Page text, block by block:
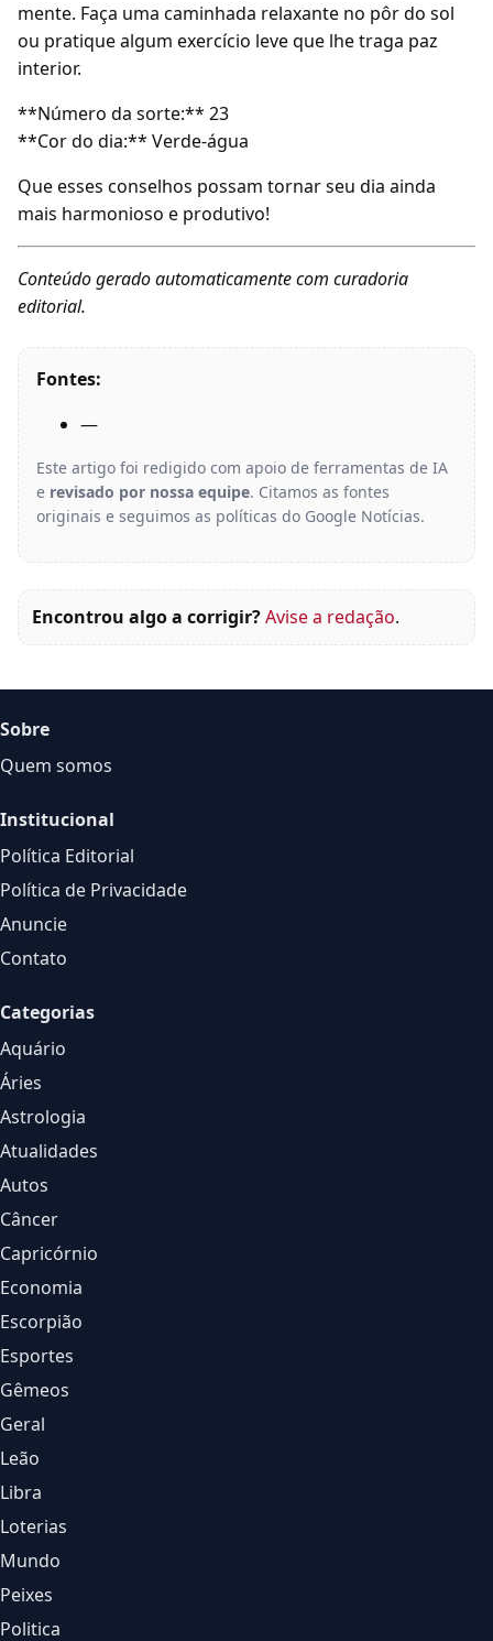
mente. Faça uma caminhada relaxante no pôr do sol
ou pratique algum exercício leve que lhe traga paz
interior.
**Número da sorte:** 23
**Cor do dia:** Verde-água
Que esses conselhos possam tornar seu dia ainda
mais harmonioso e produtivo!
Conteúdo gerado automaticamente com curadoria
editorial.
Fontes:
—
Este artigo foi redigido com apoio de ferramentas de IA
e revisado por nossa equipe. Citamos as fontes
originais e seguimos as políticas do Google Notícias.
Encontrou algo a corrigir?Avise a redação.
Sobre
Quem somos
Institucional
Política Editorial
Política de Privacidade
Anuncie
Contato
Categorias
Aquário
Áries
Astrologia
Atualidades
Autos
Câncer
Capricórnio
Economia
Escorpião
Esportes
Gêmeos
Geral
Leão
Libra
Loterias
Mundo
Peixes
Politica